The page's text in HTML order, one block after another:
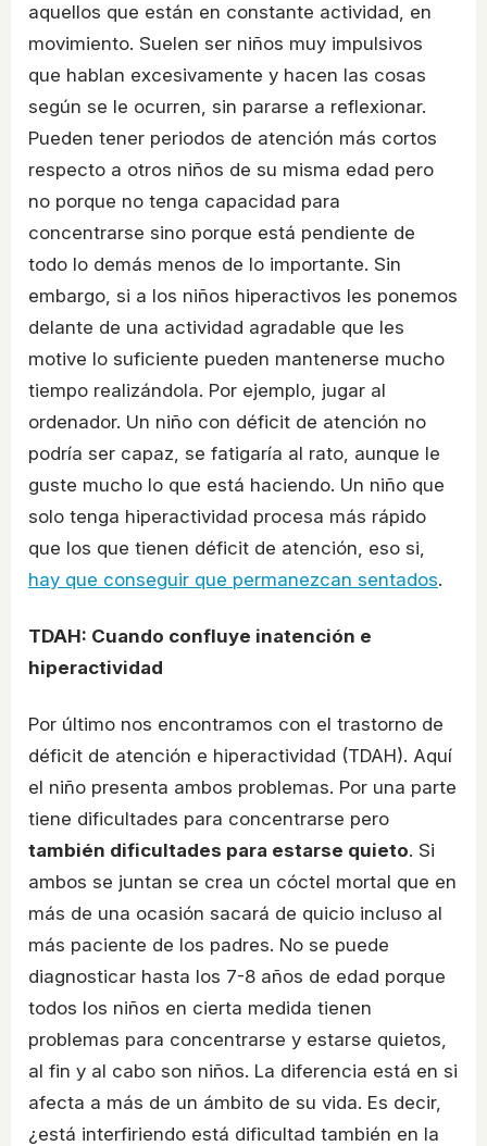
aquellos que están en constante actividad, en
movimiento. Suelen ser niños muy impulsivos
que hablan excesivamente y hacen las cosas
según se le ocurren, sin pararse a reflexionar.
Pueden tener periodos de atención más cortos
respecto a otros niños de su misma edad pero
no porque no tenga capacidad para
concentrarse sino porque está pendiente de
todo lo demás menos de lo importante. Sin
embargo, si a los niños hiperactivos les ponemos
delante de una actividad agradable que les
motive lo suficiente pueden mantenerse mucho
tiempo realizándola. Por ejemplo, jugar al
ordenador. Un niño con déficit de atención no
podría ser capaz, se fatigaría al rato, aunque le
guste mucho lo que está haciendo. Un niño que
solo tenga hiperactividad procesa más rápido
que los que tienen déficit de atención, eso si,
hay que conseguir que permanezcan sentados.
TDAH: Cuando confluye inatención e
hiperactividad
Por último nos encontramos con el trastorno de
déficit de atención e hiperactividad (TDAH). Aquí
el niño presenta ambos problemas. Por una parte
tiene dificultades para concentrarse pero
también dificultades para estarse quieto. Si
ambos se juntan se crea un cóctel mortal que en
más de una ocasión sacará de quicio incluso al
más paciente de los padres. No se puede
diagnosticar hasta los 7-8 años de edad porque
todos los niños en cierta medida tienen
problemas para concentrarse y estarse quietos,
al fin y al cabo son niños. La diferencia está en si
afecta a más de un ámbito de su vida. Es decir,
¿está interfiriendo está dificultad también en la